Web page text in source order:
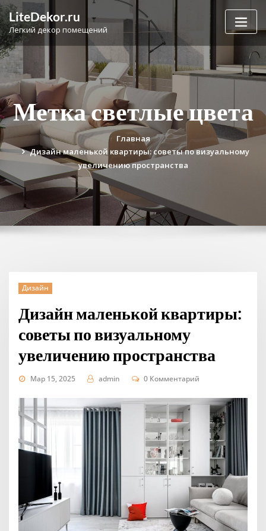
Перейти
к
содержимому
LiteDekor.ru
Легкий декор помещений
Метка светлые цвета
Главная
Дизайн маленькой квартиры: советы по визуальному
увеличению пространства
Дизайн
Дизайн маленькой квартиры:
советы по визуальному
увеличению пространства
Мар 15, 2025 admin 0 Комментарий